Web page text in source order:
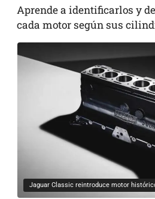
Aprende a identificarlos y
cada motor según sus
Jaguar Classic reintroduce motor